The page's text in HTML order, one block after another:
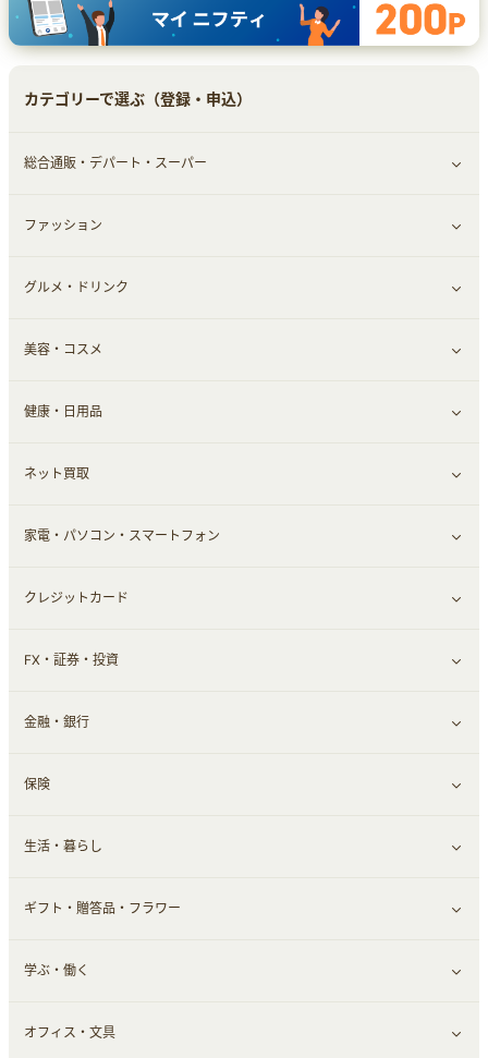
カテゴリーで選ぶ（登録・申込）
総合通販・デパート・スーパー
すべて見る
総合通販
ファッション
すべて見る
ファッション
インナー・下着
スーツ・フォーマル
グルメ・ドリンク
すべて見る
グルメ
お酒
食材宅配
ウォーターサーバー
美容・コスメ
すべて見る
ヘアケア
エステ・サロン
メンズ美容
健康・日用品
すべて見る
スポーツ・フィットネス
日用品・薬局・からだ
ネット買取
すべて見る
ネット買取
家電・パソコン・スマートフォン
すべて見る
家電・パソコン・ソフトウェア
通信・レンタルサーバー
スマホ・携帯電話・SIM
定額制有料コンテンツ
クレジットカード
すべて見る
クレジットカード
FX・証券・投資
すべて見る
証券
仮想通貨
その他投資
金融・銀行
銀行・ネット銀行
キャッシング・ローン
その他金融
保険
すべて見る
保険相談・面談
生活・暮らし
すべて見る
住まい・暮らし
不動産
ギフト・贈答品・フラワー
すべて見る
ギフト・贈答品
学ぶ・働く
すべて見る
オフィス・文具